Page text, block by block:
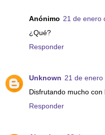
Anónimo 21 de enero
¿Qué?
Responder
Unknown 21 de enero
Disfrutando mucho
Responder